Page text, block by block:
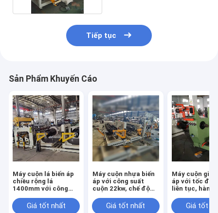
Tiếp tục
Sản Phẩm Khuyến Cáo
Máy cuộn lá biến áp
chiều rộng lá
1400mm với công
và hàn lạnh
Giá tốt nhất
Máy cuộn nhựa biến
áp với công suất
cuộn 22kw, chế độ
tháo cuộn để sản
xuất hiệu quả
Giá tốt nhất
Máy cuộn giấy
áp với tốc độ
liên tục, hàn
Giá tốt